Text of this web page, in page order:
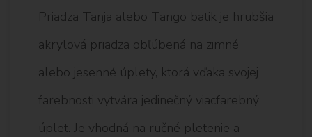
Priadza Tanja alebo Tango batik je hrubšia
akrylová priadza obľúbená na zimné
alebo jesenné úplety, ktorá vďaka svojej
farebnosti vytvára jedinečný viacfarebný
úplet. Je vhodná na ručné pletenie a